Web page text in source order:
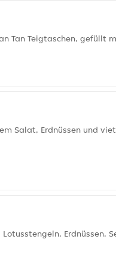
Tan Teigtaschen, gefüllt
Salat, Erdnüssen und
Erdnüssen,